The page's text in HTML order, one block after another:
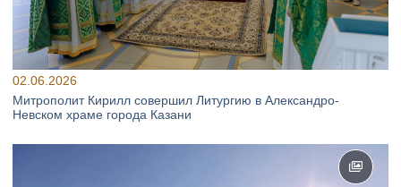
02.06.2026
Митрополит Кирилл совершил Литургию в Александро-
Невском храме города Казани